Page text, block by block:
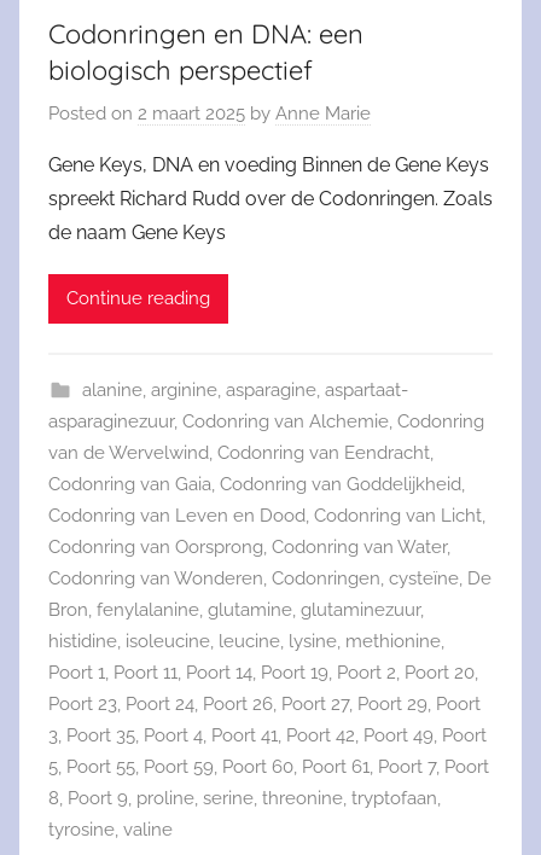
Codonringen en DNA: een
biologisch perspectief
Posted on 2 maart 2025 by Anne Marie
Gene Keys, DNA en voeding Binnen de Gene Keys
spreekt Richard Rudd over de Codonringen. Zoals
de naam Gene Keys
Continue reading
alanine, arginine, asparagine, aspartaat-
asparaginezuur, Codonring van Alchemie Codonring
van de Wervelwind Codonring van Eendracht
Codonring van Gaia Codonring van Goddelijkheid
Codonring van Leven en Dood Codonring van Licht
Codonring van Oorsprong Codonring van Water,
Codonring van Wonderen Codonringen cysteïne De
Bron fenylalanine glutamine glutaminezuur,
histidine isoleucine leucine lysine methionine
Poort 1 Poort 11 Poort 14 Poort 19 Poort 2 Poort 20
Poort 23 Poort 24 Poort 26 Poort 27, Poort 29 Poort
3 Poort 35 Poort 4 Poort 41 Poort 42 Poort 49 Poort
5 Poort 55 Poort 59 Poort 60 Poort 61 Poort 7, Poort
8 Poort 9 proline serine threonine tryptofaan
tyrosine valine